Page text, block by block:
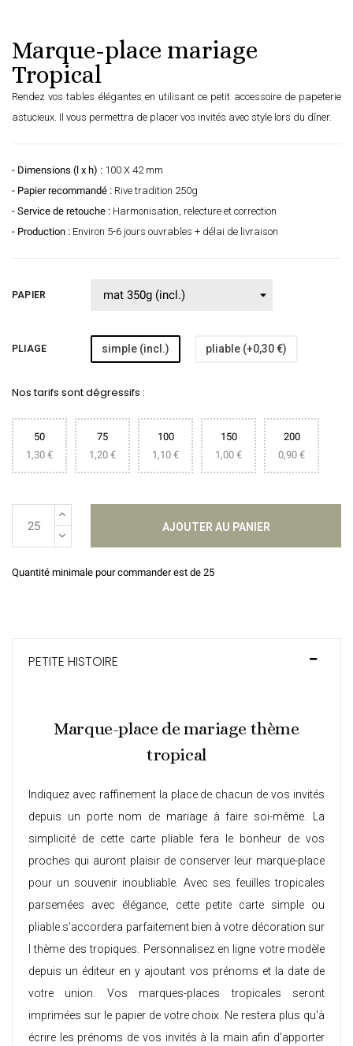
Marque-place mariage
Tropical
Rendez vos tables élégantes en utilisant ce petit accessoire de papeterie
astucieux. Il vous permettra de placer vos invités avec style lors du dîner.
- Dimensions (l x h) : 100 X 42 mm
- Papier recommandé : Rive tradition 250g
- Service de retouche : Harmonisation, relecture et correction
- Production : Environ 5-6 jours ouvrables + délai de livraison
PAPIER
PLIAGE simple (incl.) pliable (+0,30 €)
Nos tarifs sont dégressifs :
50
1,30 €
75
1,20 €
100
1,10 €
150
1,00 €
200
0,90 €
AJOUTER AU PANIER
Quantité minimale pour commander est de 25
PETITE HISTOIRE
Marque-place de mariage thème
tropical
Indiquez avec raffinement la place de chacun de vos invités
depuis un porte nom de mariage à faire soi-même . La
simplicité de cette carte pliable fera le bonheur de vos
proches qui auront plaisir de conserver leur marque-place
pour un souvenir inoubliable. Avec ses feuilles tropicales
parsemées avec élégance, cette petite carte simple ou
pliable s’accordera parfaitement bien à votre décoration sur
l thème des tropiques. Personnalisez en ligne votre modèle
depuis un éditeur en y ajoutant vos prénoms et la date de
votre union. Vos marques-places tropicales seront
imprimées sur le papier de votre choix. Ne restera plus qu'à
écrire les prénoms de vos invités à la main afin d'apporter